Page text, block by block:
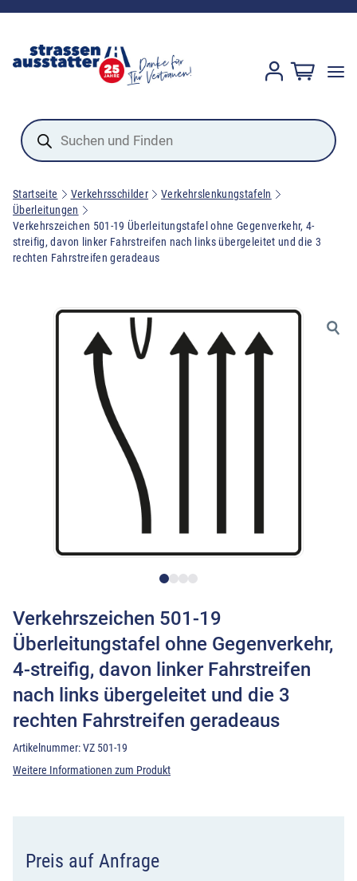
Products
search
Startseite Verkehrsschilder
Verkehrslenkungstafeln
Überleitungen
Verkehrszeichen 501-19 Überleitungstafel ohne Gegenverkehr, 4-
streifig, davon linker Fahrstreifen nach links übergeleitet und die 3
rechten Fahrstreifen geradeaus
Verkehrszeichen 501-19
Überleitungstafel ohne Gegenverkehr,
4-streifig, davon linker Fahrstreifen
nach links übergeleitet und die 3
rechten Fahrstreifen geradeaus
Artikelnummer:VZ 501-19
Weitere Informationen zum Produkt
Preis auf Anfrage